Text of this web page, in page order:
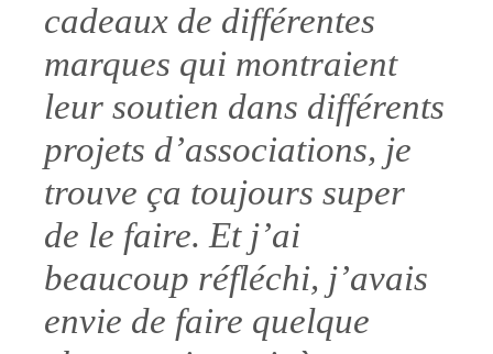
cadeaux de différentes
marques qui montraient
leur soutien dans différents
projets d’associations, je
trouve ça toujours super
de le faire. Et j’ai
beaucoup réfléchi, j’avais
envie de faire quelque